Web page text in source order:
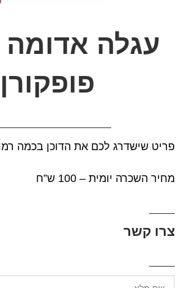
עגלה אדומה
פופקורן
פריט שישדרג לכם את הדוכן בכמה
מחיר השכרה יומית – 100 ש”ח
צרו קשר